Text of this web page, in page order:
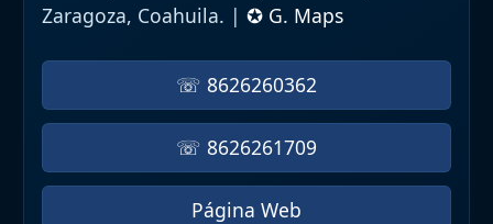
Zaragoza, Coahuila. | ✪ G. Maps
☏ 8626260362
☏ 8626261709
Página Web